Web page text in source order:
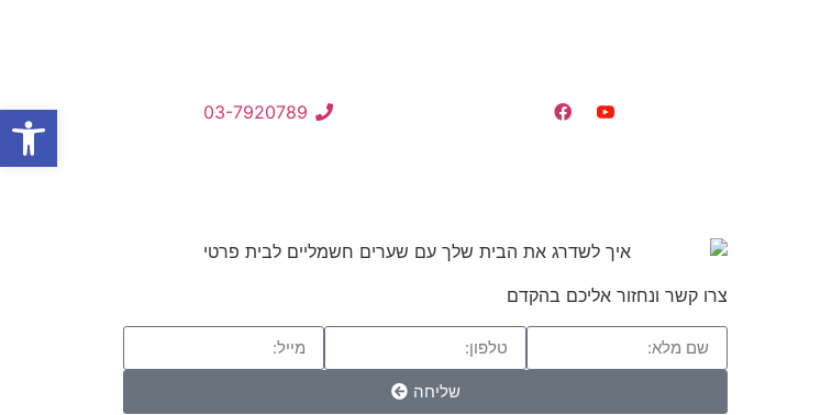
03-7920789
צרו קשר ונחזור אליכם בהקדם
שליחה